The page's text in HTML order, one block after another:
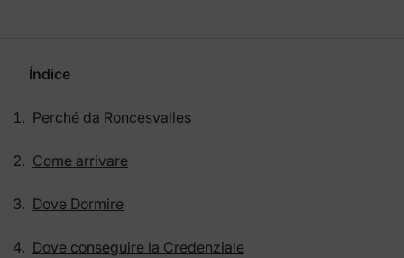
Índice
Perché da Roncesvalles
Come arrivare
Dove Dormire
Dove conseguire la Credenziale